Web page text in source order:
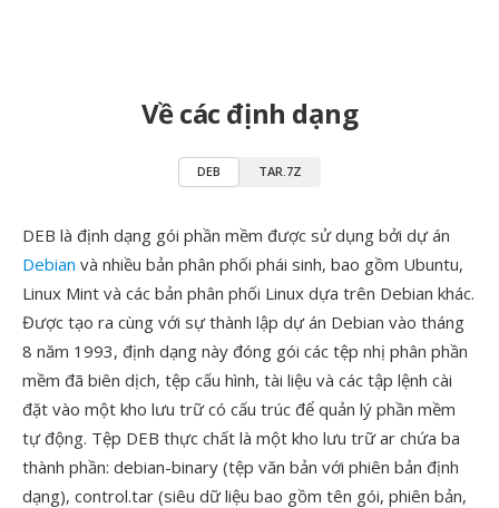
Về các định dạng
DEB TAR.7Z
DEB là định dạng gói phần mềm được sử dụng bởi dự án
Debian và nhiều bản phân phối phái sinh, bao gồm Ubuntu,
Linux Mint và các bản phân phối Linux dựa trên Debian khác.
Được tạo ra cùng với sự thành lập dự án Debian vào tháng
8 năm 1993, định dạng này đóng gói các tệp nhị phân phần
mềm đã biên dịch, tệp cấu hình, tài liệu và các tập lệnh cài
đặt vào một kho lưu trữ có cấu trúc để quản lý phần mềm
tự động. Tệp DEB thực chất là một kho lưu trữ ar chứa ba
thành phần: debian-binary (tệp văn bản với phiên bản định
dạng), control.tar (siêu dữ liệu bao gồm tên gói, phiên bản,